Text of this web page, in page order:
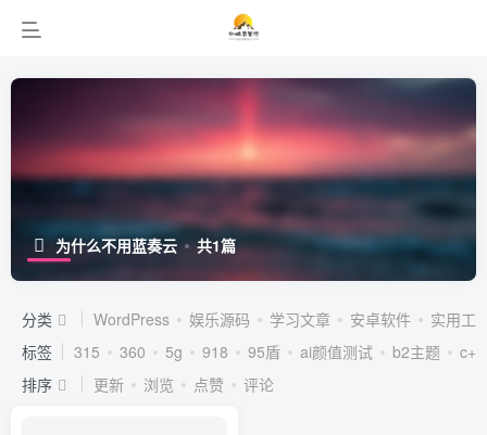
为什么不用蓝奏云 共1篇
分类 WordPress 娱乐源码 学习文章 安卓软件
实用工
标签
315 360 5g 918 95盾 ai颜值测试 b2主题
c++
排序
更新 浏览 点赞 评论